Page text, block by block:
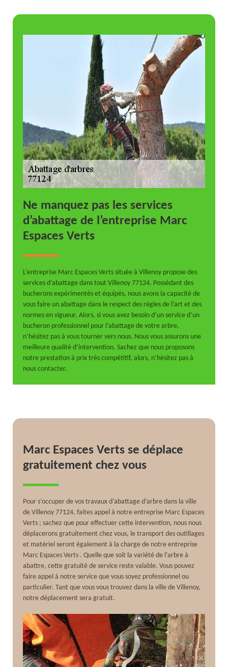
Ne manquez pas les services
d’abattage de l’entreprise Marc
Espaces Verts
L’entreprise Marc Espaces Verts située à Villenoy propose des
services d’abattage dans tout Villenoy 77124. Possédant des
bucherons expérimentés et équipés, nous avons la capacité de
vous faire un abattage dans le respect des règles de l’art et des
normes en vigueur. Alors, si vous avez besoin d’un service d’un
bucheron professionnel pour l’abattage de votre arbre,
n’hésitez pas à vous tourner vers nous. Nous vous assurons une
meilleure qualité d’intervention. Sachez que nous proposons
notre prestation à prix très compétitif, alors, n’hésitez pas à
nous contacter.
Marc Espaces Verts se déplace
gratuitement chez vous
Pour s’occuper de vos travaux d’abattage d’arbre dans la ville
de Villenoy 77124, faites appel à notre entreprise Marc Espaces
Verts ; sachez que pour effectuer cette intervention, nous nous
déplacerons gratuitement chez vous, le transport des outillages
et matériel seront également à la charge de notre entreprise
Marc Espaces Verts . Quelle que soit la variété de l’arbre à
abattre, cette gratuité de service reste valable. Vous pouvez
faire appel à notre service que vous soyez professionnel ou
particulier. Tant que vous vous trouvez dans la ville de Villenoy,
notre déplacement sera gratuit.